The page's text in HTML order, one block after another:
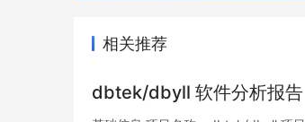
相关推荐
dbtek/dbyll 软件分析报告